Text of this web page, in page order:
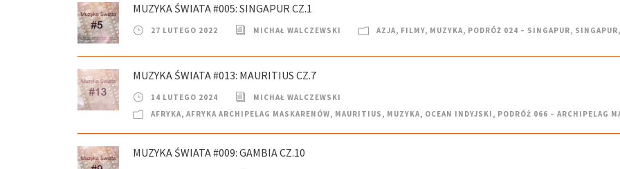
MUZYKA ŚWIATA #005: SINGAPUR CZ.1
27 LUTEGO 2022 MICHAŁ WALCZEWSKI AZJA, FILMY, MUZYKA, PODRÓŻ 024 – SINGAPUR, SINGAPUR,
MUZYKA ŚWIATA #013: MAURITIUS CZ.7
14 LUTEGO 2024
MICHAŁ WALCZEWSKI
AFRYKA, AFRYKA ARCHIPELAG MASKARENÓW, MAURITIUS , MUZYKA, OCEAN INDYJSKI , PODRÓŻ 066 – ARCHIPELAG
MUZYKA ŚWIATA #009: GAMBIA CZ.10